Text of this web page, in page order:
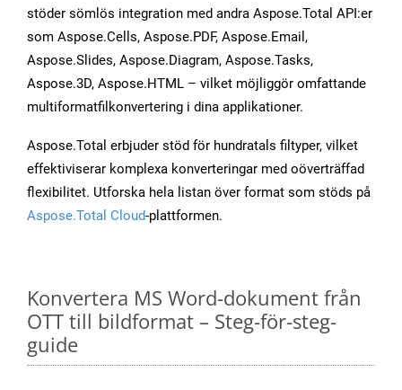
stöder sömlös integration med andra Aspose.Total API:er
som Aspose.Cells, Aspose.PDF, Aspose.Email,
Aspose.Slides, Aspose.Diagram, Aspose.Tasks,
Aspose.3D, Aspose.HTML – vilket möjliggör omfattande
multiformatfilkonvertering i dina applikationer.
Aspose.Total erbjuder stöd för hundratals filtyper, vilket
effektiviserar komplexa konverteringar med oöverträffad
flexibilitet. Utforska hela listan över format som stöds på
Aspose.Total Cloud-plattformen.
Konvertera MS Word-dokument från
OTT till bildformat – Steg-för-steg-
guide